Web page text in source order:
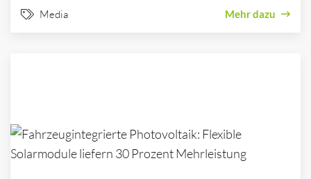
Media Mehr dazu